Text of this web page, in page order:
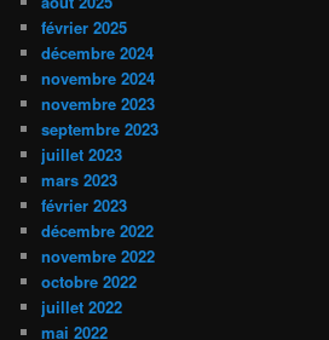
février 2025
décembre 2024
novembre 2024
novembre 2023
septembre 2023
juillet 2023
mars 2023
février 2023
décembre 2022
novembre 2022
octobre 2022
juillet 2022
mai 2022